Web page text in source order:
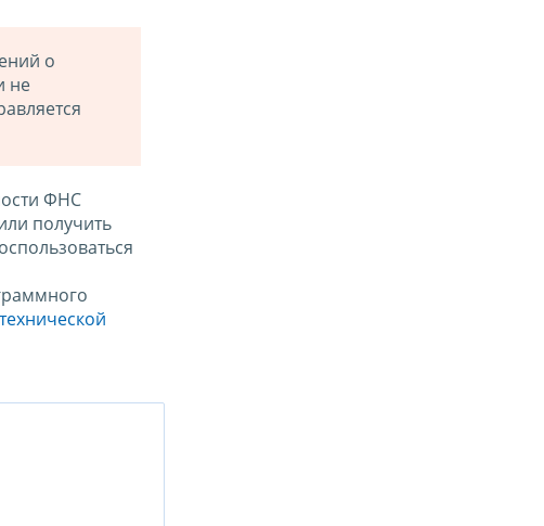
о
не
ФНС
получить